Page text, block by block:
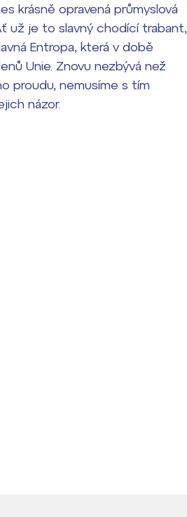
krásně opravená průmyslová
už je to slavný chodící trabant,
Entropa, která v době
Unie. Znovu nezbývá než
proudu, nemusíme s tím
názor.